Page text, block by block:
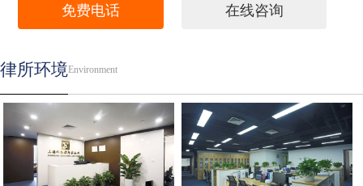
免费电话 在线咨询
律所环境Environment